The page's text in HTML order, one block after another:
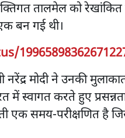
तालमेल को
बन गई थी।
नरेंद्र मोदी ने उनकी
में स्वागत करते हुए
एक समय-परीक्षणित है